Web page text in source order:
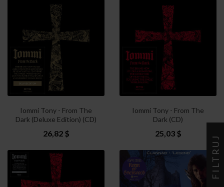
Iommi Tony - From The
Dark (Deluxe Edition) (CD)
26,82 $
Iommi Tony - From The
Dark (CD)
25,03 $
FILTRUJ